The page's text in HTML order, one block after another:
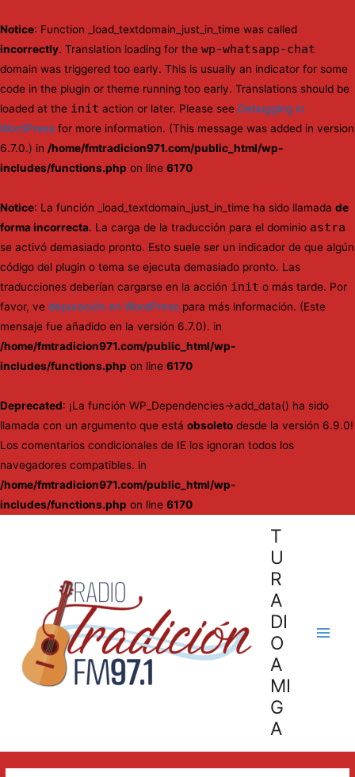
Notice: Function _load_textdomain_just_in_time was called
incorrectly. Translation loading for the wp-whatsapp-chat
domain was triggered too early. This is usually an indicator for some
code in the plugin or theme running too early. Translations should be
loaded at the init action or later. Please see Debugging in
WordPress for more information. (This message was added in version
6.7.0.) in /home/fmtradicion971.com/public_html/wp-
includes/functions.php on line 6170
Notice: La función _load_textdomain_just_in_time ha sido llamada de
forma incorrecta. La carga de la traducción para el dominio astra
se activó demasiado pronto. Esto suele ser un indicador de que algún
código del plugin o tema se ejecuta demasiado pronto. Las
traducciones deberían cargarse en la acción init o más tarde. Por
favor, ve depuración en WordPress para más información. (Este
mensaje fue añadido en la versión 6.7.0). in
/home/fmtradicion971.com/public_html/wp-
includes/functions.php on line 6170
Deprecated: ¡La función WP_Dependencies->add_data() ha sido
llamada con un argumento que está obsoleto desde la versión 6.9.0!
Los comentarios condicionales de IE los ignoran todos los
navegadores compatibles. in
/home/fmtradicion971.com/public_html/wp-
includes/functions.php on line 6170
T
U
R
A
DI
O
A
MI
G
A